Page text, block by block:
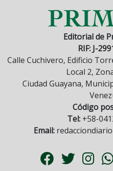
Editorial de
RIF: J-
Calle Cuchivero, Edificio
Local 2,
Ciudad Guayana,
Código
Tel:+58-
Email: